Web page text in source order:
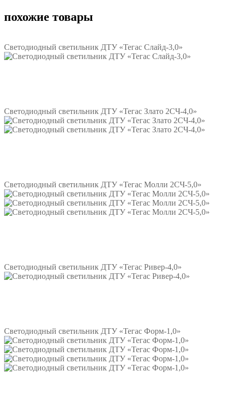
похожие товары
Светодиодный светильник ДТУ «Тегас Слайд-3,0»
Светодиодный светильник ДТУ «Тегас Злато 2СЧ-4,0»
Светодиодный светильник ДТУ «Тегас Молли 2СЧ-5,0»
Светодиодный светильник ДТУ «Тегас Ривер-4,0»
Светодиодный светильник ДТУ «Тегас Форм-1,0»